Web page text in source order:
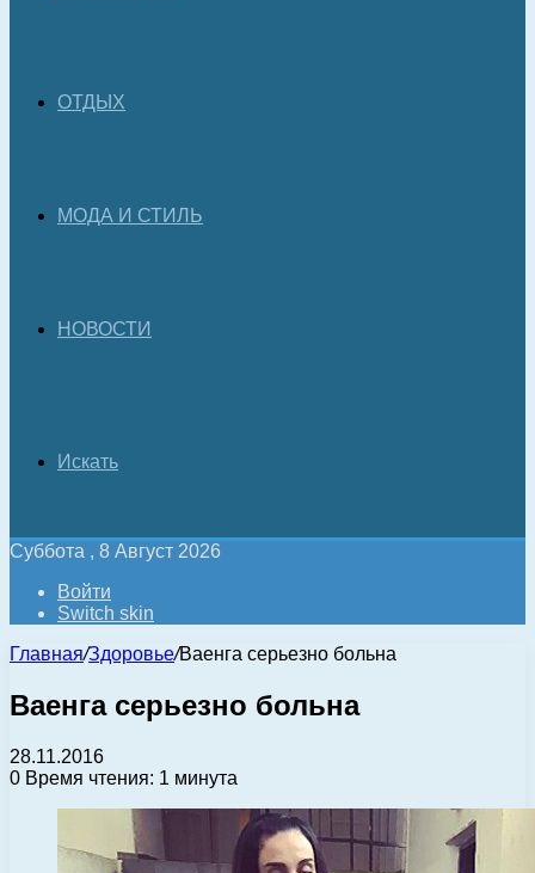
ОТДЫХ
МОДА И СТИЛЬ
НОВОСТИ
Искать
Суббота , 8 Август 2026
Войти
Switch skin
Главная/Здоровье/Ваенга серьезно больна
Ваенга серьезно больна
28.11.2016
0 Время чтения: 1 минута